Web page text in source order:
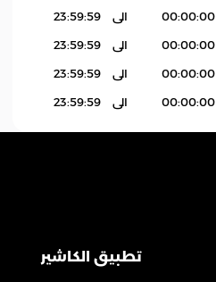
00:00:00 الى 23:59:59
00:00:00 الى 23:59:59
00:00:00 الى 23:59:59
00:00:00 الى 23:59:59
تطبيق الكاشير